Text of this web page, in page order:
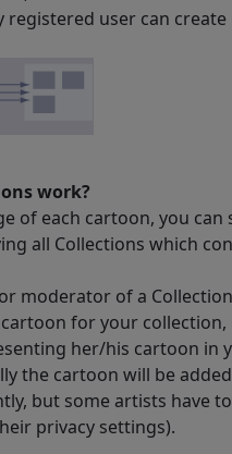
registered user can create
work?
of each cartoon, you can
all Collections which
moderator of a
for your collection,
her/his cartoon in
the cartoon will be
but some artists have
privacy settings).